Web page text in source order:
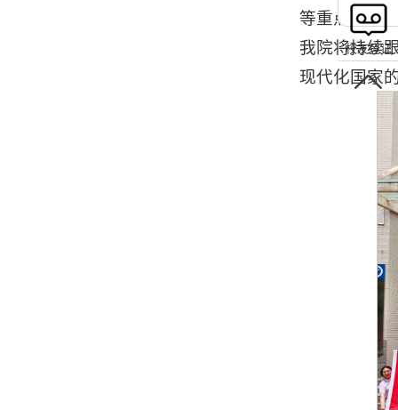
等重点领域
我院将持续
现代化国家
校友登记